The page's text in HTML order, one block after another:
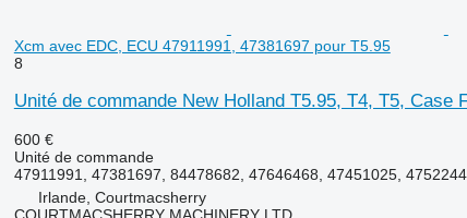
Xcm avec EDC, ECU 47911991, 47381697 pour T5.95
8
Unité de commande New Holland T5.95, T4, T5, Case
600 €
Unité de commande
47911991, 47381697, 84478682, 47646468, 47451025,
Irlande, Courtmacsherry
COURTMACSHERRY MACHINERY LTD